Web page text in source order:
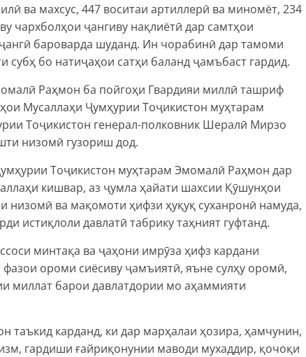
ва махсус, 447 воситаи артиллерӣ ва миномёт, 234
чархболҳои ҷангиву нақлиётӣ дар самтҳои
бароварда шуданд. Ин чорабинӣ дар тамоми
бо натиҷаҳои сатҳи баланд ҷамъбаст гардид.
Раҳмон ба пойгоҳи Гвардияи миллӣ ташриф
Мусаллаҳи Ҷумҳурии Тоҷикистон муҳтарам
Тоҷикистон генерал-полковник Шералӣ Мирзо
низомӣ гузориш дод.
Тоҷикистон муҳтарам Эмомалӣ Раҳмон дар
кишвар, аз ҷумла ҳайати шахсии Қӯшунҳои
низомӣ ва мақомоти ҳифзи ҳуқуқ суханронӣ намуда,
истиқлоли давлатӣ табрику таҳният гуфтанд.
минтақа ва ҷаҳони имрӯза ҳифз кардани
ороми сиёсиву ҷамъиятӣ, яъне сулҳу оромӣ,
миллат барои давлатдории мо аҳаммияти
таъкид карданд, ки дар марҳалаи ҳозира, ҳамчунин,
гардиши ғайриқонунии маводи мухаддир, қочоқи